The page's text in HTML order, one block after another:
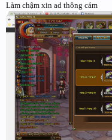
Làm chậm xin ad thông cảm